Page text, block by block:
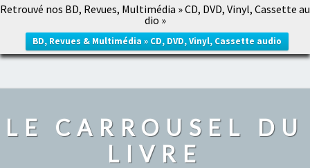
Retrouvé nos BD, Revues, Multimédia » CD, DVD, Vinyl, Cassette au
dio »
BD, Revues & Multimédia » CD, DVD, Vinyl, Cassette audio
LE CARROUSEL DU LIVRE
LE CARROUSEL DU
LIVRE